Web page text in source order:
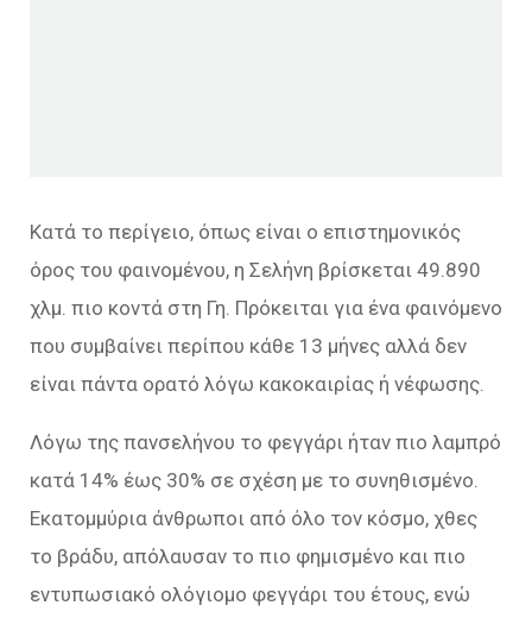
Κατά το περίγειο, όπως είναι ο επιστημονικός
όρος του φαινομένου, η Σελήνη βρίσκεται 49.890
χλμ. πιο κοντά στη Γη. Πρόκειται για ένα φαινόμενο
που συμβαίνει περίπου κάθε 13 μήνες αλλά δεν
είναι πάντα ορατό λόγω κακοκαιρίας ή νέφωσης.
Λόγω της πανσελήνου το φεγγάρι ήταν πιο λαμπρό
κατά 14% έως 30% σε σχέση με το συνηθισμένο.
Εκατομμύρια άνθρωποι από όλο τον κόσμο, χθες
το βράδυ, απόλαυσαν το πιο φημισμένο και πιο
εντυπωσιακό ολόγιομο φεγγάρι του έτους, ενώ